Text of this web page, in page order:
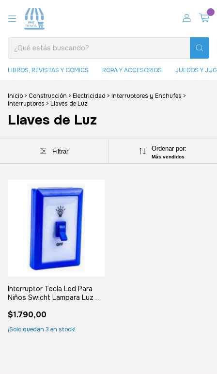
LIBROS, REVISTAS Y COMICS ROPA Y ACCESORIOS JUEGOS Y
Inicio > Construcción > Electricidad > Interruptores y Enchufes >
Interruptores > Llaves de Luz
Llaves de Luz
Filtrar Ordenar por:
Más vendidos
Interruptor Tecla Led Para
Niños Swicht Lampara Luz De
$1.790,00
¡Solo quedan 3 en stock!